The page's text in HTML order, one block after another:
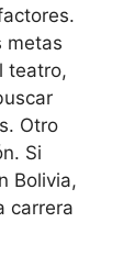
metas
teatro,
Otro
Si
Bolivia,
carrera